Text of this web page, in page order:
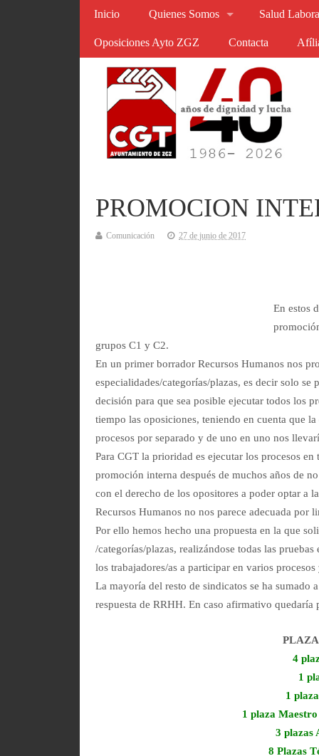
Inicio Quienes Somos Salud
Oposiciones Ayto ZGZ Contacta
PROMOCION
Comunicación 27 de junio de 2017
En estos
grupos C1 y C2.
En un primer borrador Recursos Humanos nos
especialidades/categorías/plazas, es decir solo
decisión para que sea posible ejecutar todos los
tiempo las oposiciones, teniendo en cuenta que
procesos por separado y de uno en uno nos
Para CGT la prioridad es ejecutar los procesos
promoción interna después de muchos años de
con el derecho de los opositores a poder optar a
Recursos Humanos no nos parece adecuada por
Por ello hemos hecho una propuesta en la que
/categorías/plazas, realizándose todas las
los trabajadores/as a participar en varios
La mayoría del resto de sindicatos se ha sumado
respuesta de RRHH. En caso afirmativo quedaría
4
1
1
1 plaza
3 plazas
8 Plazas